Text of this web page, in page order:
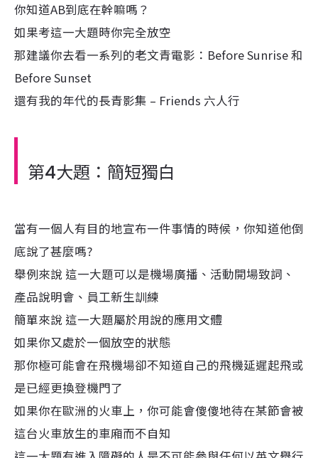
你知道AB到底在幹嘛嗎？
如果考這一大題時你完全放空
那建議你去看一系列的老文青電影：Before Sunrise 和
Before Sunset
還有我的年代的長青影集 – Friends 六人行
第4大題：簡短獨白
當有一個人有目的地宣布一件事情的時候，你知道他倒
底說了甚麼嗎?
舉例來說 這一大題可以是機場廣播、活動開場致詞、
產品說明會、員工新生訓練
簡單來說 這一大題屬於用說的應用文體
如果你又處於一個放空的狀態
那你極可能會在飛機場卻不知道自己的飛機延遲起飛或
是已經更換登機門了
如果你在歐洲的火車上，你可能會傻傻地待在某節會被
這台火車放生的車廂而不自知